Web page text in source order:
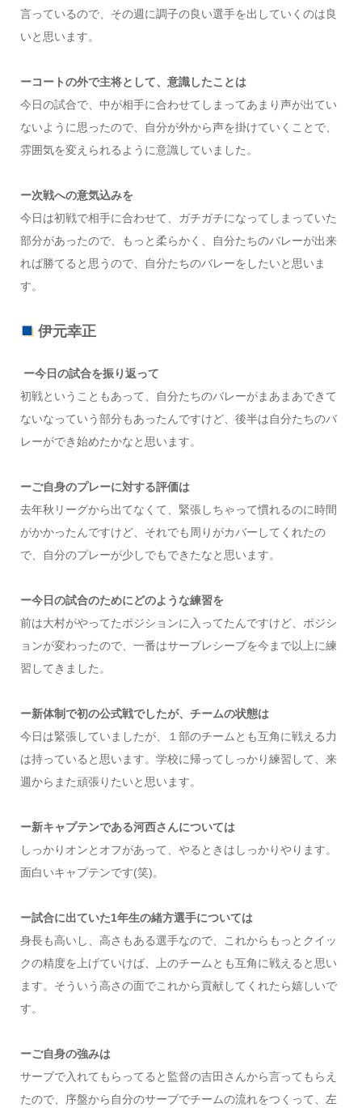
言っているので、その週に調子の良い選手を出していくのは良
いと思います。
ーコートの外で主将として、意識したことは
今日の試合で、中が相手に合わせてしまってあまり声が出てい
ないように思ったので、自分が外から声を掛けていくことで、
雰囲気を変えられるように意識していました。
ー次戦への意気込みを
今日は初戦で相手に合わせて、ガチガチになってしまっていた
部分があったので、もっと柔らかく、自分たちのバレーが出来
れば勝てると思うので、自分たちのバレーをしたいと思いま
す。
伊元幸正
ー今日の試合を振り返って
初戦ということもあって、自分たちのバレーがまあまあできて
ないなっていう部分もあったんですけど、後半は自分たちのバ
レーができ始めたかなと思います。
ーご自身のプレーに対する評価は
去年秋リーグから出てなくて、緊張しちゃって慣れるのに時間
がかかったんですけど、それでも周りがカバーしてくれたの
で、自分のプレーが少しでもできたなと思います。
ー今日の試合のためにどのような練習を
前は大村がやってたポジションに入ってたんですけど、ポジシ
ョンが変わったので、一番はサーブレシーブを今まで以上に練
習してきました。
ー新体制で初の公式戦でしたが、チームの状態は
今日は緊張していましたが、１部のチームとも互角に戦える力
は持っていると思います。学校に帰ってしっかり練習して、来
週からまた頑張りたいと思います。
ー新キャプテンである河西さんについては
しっかりオンとオフがあって、やるときはしっかりやります。
面白いキャプテンです(笑)。
ー試合に出ていた1年生の緒方選手については
身長も高いし、高さもある選手なので、これからもっとクイッ
クの精度を上げていけば、上のチームとも互角に戦えると思い
ます。そういう高さの面でこれから貢献してくれたら嬉しいで
す。
ーご自身の強みは
サーブで入れてもらってると監督の吉田さんから言ってもらえ
たので、序盤から自分のサーブでチームの流れをつくって、左